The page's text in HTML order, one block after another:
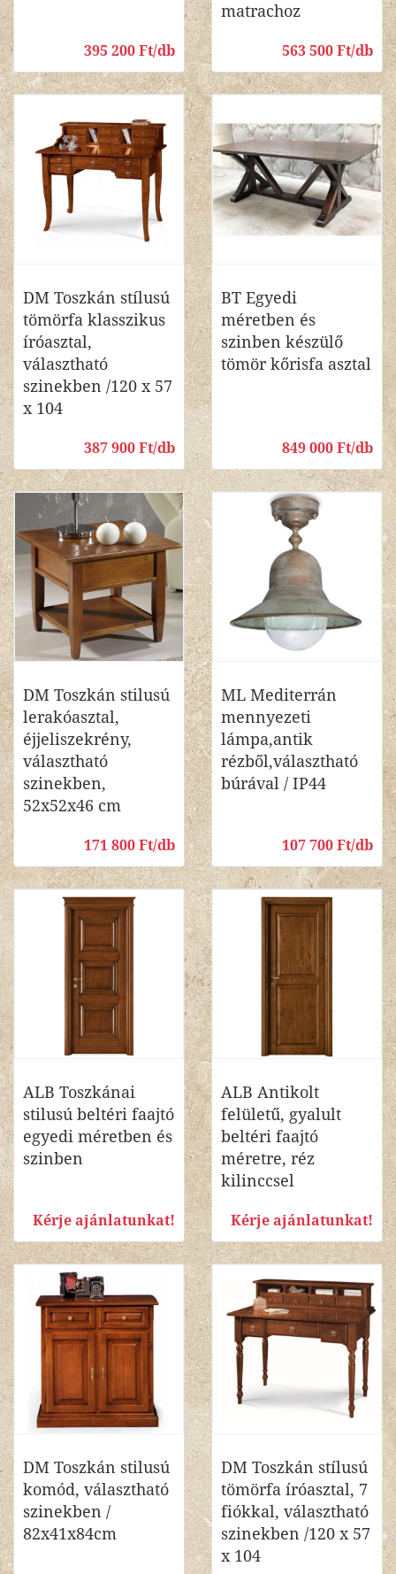
395 200 Ft/db
matrachoz
563 500 Ft/db
DM Toszkán stílusú
tömörfa klasszikus
íróasztal,
választható
szinekben /120 x 57
x 104
387 900 Ft/db
BT Egyedi
méretben és
szinben készülő
tömör kőrisfa asztal
849 000 Ft/db
DM Toszkán stilusú
lerakóasztal,
éjjeliszekrény,
választható
szinekben,
52x52x46 cm
171 800 Ft/db
ML Mediterrán
mennyezeti
lámpa,antik
rézből,választható
búrával / IP44
107 700 Ft/db
ALB Toszkánai
stilusú beltéri faajtó
egyedi méretben és
szinben
Kérje ajánlatunkat!
ALB Antikolt
felületű, gyalult
beltéri faajtó
méretre, réz
kilinccsel
Kérje ajánlatunkat!
DM Toszkán stilusú
komód, választható
szinekben /
82x41x84cm
DM Toszkán stílusú
tömörfa íróasztal, 7
fiókkal, választható
szinekben /120 x 57
x 104